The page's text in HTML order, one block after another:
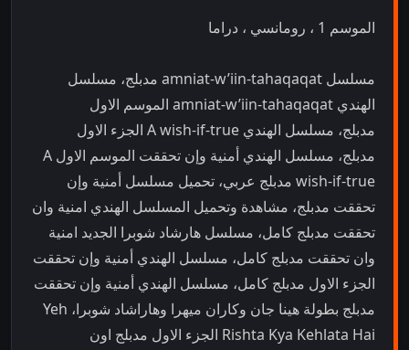
الموسم 1 ، رومانسي ، دراما
مسلسل amniat-w’iin-tahaqaqat مدبلج، مسلسل
الهندي amniat-w’iin-tahaqaqat الموسم الاول
مدبلج، مسلسل الهندي A wish-if-true الجزء الاول
مدبلج، مسلسل الهندي أمنية وإن تحققت الموسم الاول A
wish-if-true مدبلج عربي، تحميل مسلسل أمنية وإن
تحققت مدبلج، مشاهدة وتحميل المسلسل الهندي امنية وان
تحققت مدبلج كامل، مسلسل هارشاد شوبرا الجديد امنية
وان تحققت مدبلج كامل، مسلسل الهندي أمنية وإن تحققت
الجزء الاول مدبلج كامل، مسلسل الهندي أمنية وإن تحققت
مدبلج بطولة هينا جان وكاران ميهرا وهاراشاد شوبرا، Yeh
Rishta Kya Kehlata Hai الجزء الاول مدبلج اون